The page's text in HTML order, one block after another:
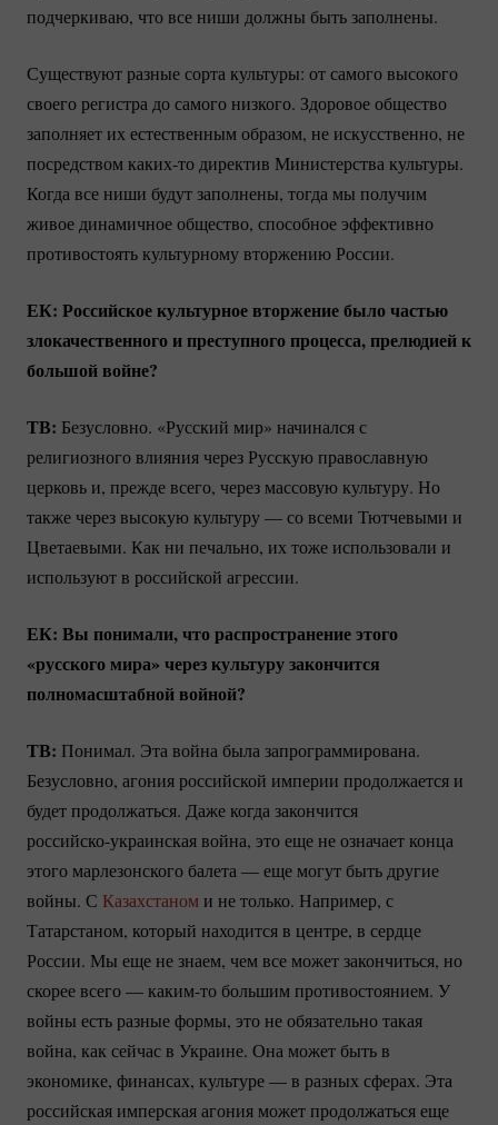
подчеркиваю, что все ниши должны быть заполнены.
Существуют разные сорта культуры: от самого высокого
своего регистра до самого низкого. Здоровое общество
заполняет их естественным образом, не искусственно, не
посредствомкаких-тодиректив Министерства культуры.
Когда все ниши будут заполнены, тогда мы получим
живое динамичное общество, способное эффективно
противостоять культурному вторжению России.
ЕК: Российское культурное вторжение было частью
злокачественного и преступного процесса, прелюдией к
большой войне?
ТВ: Безусловно. «Русский мир» начинался с
религиозного влияния через Русскую православную
церковь и, прежде всего, через массовую культуру. Но
также через высокую культуру — со всеми Тютчевыми и
Цветаевыми. Как ни печально, их тоже использовали и
используют в российской агрессии.
ЕК: Вы понимали, что распространение этого
«русского мира» через культуру закончится
полномасштабной войной?
ТВ: Понимал. Эта война была запрограммирована.
Безусловно, агония российской империи продолжается и
будет продолжаться. Даже когда закончится
российско-украинскаявойна, это еще не означает конца
этого марлезонского балета — еще могут быть другие
войны. С Казахстаноми не только. Например, с
Татарстаном, который находится в центре, в сердце
России. Мы еще не знаем, чем все может закончиться, но
скорее всего —каким-то большим противостоянием. У
войны есть разные формы, это не обязательно такая
война, как сейчас в Украине. Она может быть в
экономике, финансах, культуре — в разных сферах. Эта
российская имперская агония может продолжаться еще